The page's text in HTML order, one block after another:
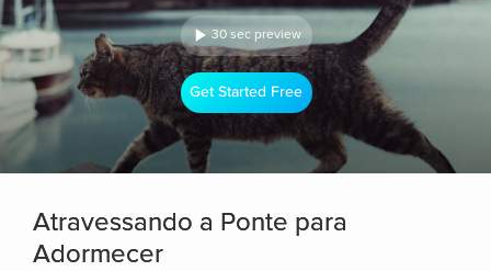
30 sec preview
Get Started Free
Atravessando a Ponte para
Adormecer